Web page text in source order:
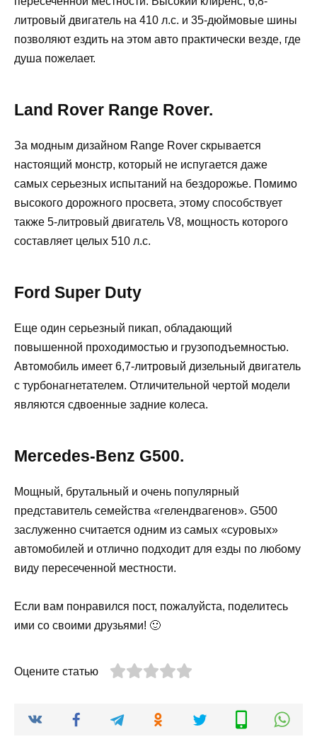
литровый двигатель на 410 л.с. и 35-дюймовые шины
позволяют ездить на этом авто практически везде, где
душа пожелает.
Land Rover Range Rover.
За модным дизайном Range Rover скрывается
настоящий монстр, который не испугается даже
самых серьезных испытаний на бездорожье. Помимо
высокого дорожного просвета, этому способствует
также 5-литровый двигатель V8, мощность которого
составляет целых 510 л.с.
Ford Super Duty
Еще один серьезный пикап, обладающий
повышенной проходимостью и грузоподъемностью.
Автомобиль имеет 6,7-литровый дизельный двигатель
с турбонагнетателем. Отличительной чертой модели
являются сдвоенные задние колеса.
Mercedes-Benz G500.
Мощный, брутальный и очень популярный
представитель семейства «гелендвагенов». G500
заслуженно считается одним из самых «суровых»
автомобилей и отлично подходит для езды по любому
виду пересеченной местности.
Если вам понравился пост, пожалуйста, поделитесь
ими со своими друзьями! 🙂
Оцените статью